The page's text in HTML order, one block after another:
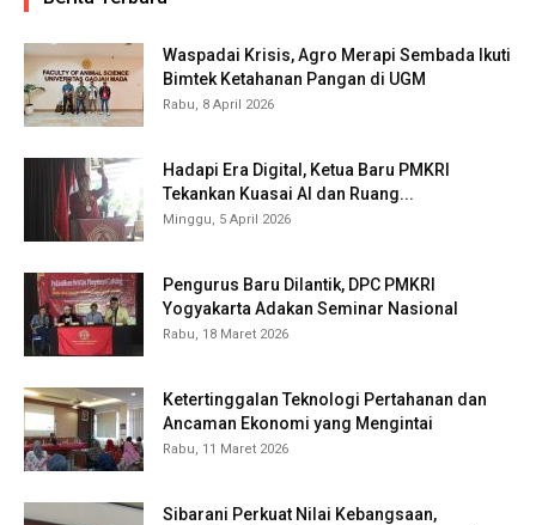
Waspadai Krisis, Agro Merapi Sembada Ikuti
Bimtek Ketahanan Pangan di UGM
Rabu, 8 April 2026
Hadapi Era Digital, Ketua Baru PMKRI
Tekankan Kuasai AI dan Ruang...
Minggu, 5 April 2026
Pengurus Baru Dilantik, DPC PMKRI
Yogyakarta Adakan Seminar Nasional
Rabu, 18 Maret 2026
Ketertinggalan Teknologi Pertahanan dan
Ancaman Ekonomi yang Mengintai
Rabu, 11 Maret 2026
Sibarani Perkuat Nilai Kebangsaan,